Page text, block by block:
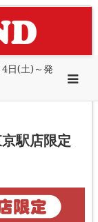
4日(土)～発
駅店限定